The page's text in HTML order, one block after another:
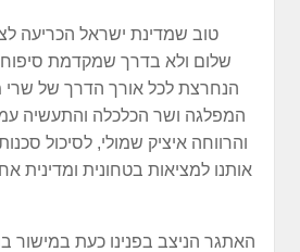
טוב שמדינת ישראל הכריעה
שלום ולא בדרך שמקדמת
הנחרצת לכל אורך הדרך של שרי
המפלגה ושר הכלכלה והתעשיה
והרווחה איציק שמולי, לסיכול
אותנו למציאות בטחונית ומדינית
האתגר הניצב בפנינו כעת במישור